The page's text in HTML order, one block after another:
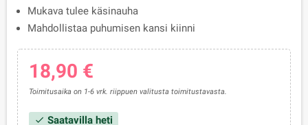
Mukava tulee käsinauha
Mahdollistaa puhumisen kansi kiinni
18,90 €
Toimitusaika on 1-6 vrk. riippuen valitusta toimitustavasta.
check Saatavilla heti